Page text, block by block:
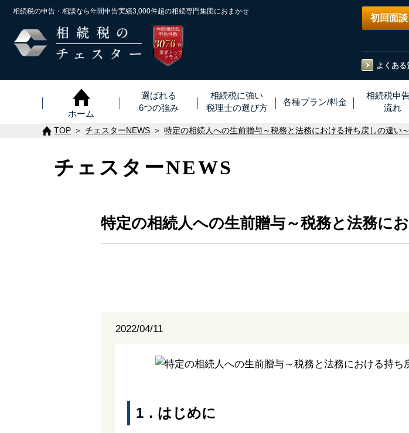
相続税の申告・相談なら年間申告実績3,000件超の相続専門集団におまかせ
年間相続税
申告件数
3076 ※
件
業界トップ
クラス
初回面
よくある
ホーム
選ばれる
6つの強み
相続税に強い
税理士の選び方
各種プラン/料金
相続税申
流れ
TOP チェスターNEWS 特定の相続人への生前贈与～税務と法務における持ち戻しの違い～
チェスターNEWS
特定の相続人への生前贈与～税務と法務に
2022/04/11
1．はじめに